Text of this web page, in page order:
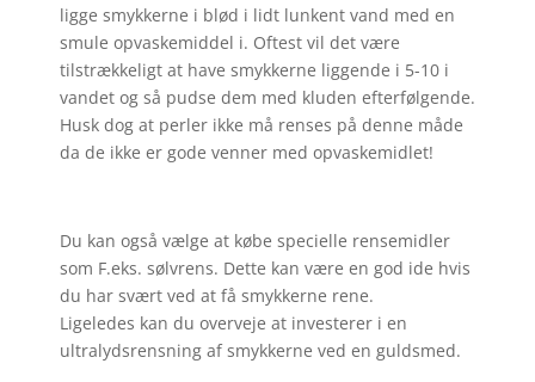
ligge smykkerne i blød i lidt lunkent vand med en
smule opvaskemiddel i. Oftest vil det være
tilstrækkeligt at have smykkerne liggende i 5-10 i
vandet og så pudse dem med kluden efterfølgende.
Husk dog at perler ikke må renses på denne måde
da de ikke er gode venner med opvaskemidlet!
Du kan også vælge at købe specielle rensemidler
som F.eks. sølvrens. Dette kan være en god ide hvis
du har svært ved at få smykkerne rene.
Ligeledes kan du overveje at investerer i en
ultralydsrensning af smykkerne ved en guldsmed.